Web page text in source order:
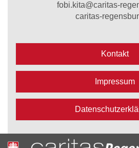
fobi.kita@caritas-
caritas-
Kontakt
Impressum